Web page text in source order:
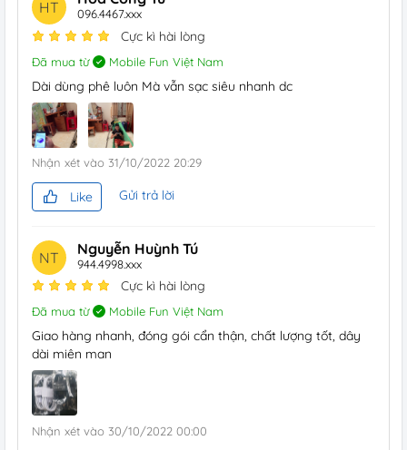
HT 096.4467.xxx
Cực kì hài lòng
Đã mua từ Mobile Fun Việt Nam
Dài dùng phê luôn Mà vẫn sạc siêu nhanh dc
Nhận xét vào 31/10/2022 20:29
Like Gửi trả lời
NT Nguyễn Huỳnh Tú
944.4998.xxx
Cực kì hài lòng
Đã mua từ Mobile Fun Việt Nam
Giao hàng nhanh, đóng gói cẩn thận, chất lượng tốt, dây
dài miên man
Nhận xét vào 30/10/2022 00:00